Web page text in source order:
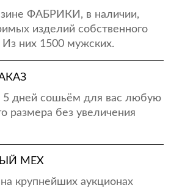
ФАБРИКИ, в наличии,
изделий собственного
Из них 1500 мужских.
5 дней сошьём для вас любую
размера без увеличения
МЕХ
крупнейших аукционах